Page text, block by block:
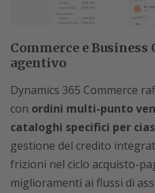
Commerce e Business
agentivo
Dynamics 365 Commerce
con ordini multi-punto
cataloghi specifici per
gestione del credito
frizioni nel ciclo acquisto-
miglioramenti ai flussi di